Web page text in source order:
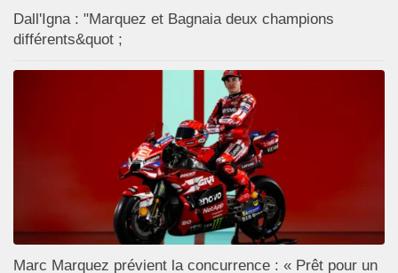
Dall'Igna : "Marquez et Bagnaia deux champions
différents&quot ;
Marc Marquez prévient la concurrence : « Prêt pour un